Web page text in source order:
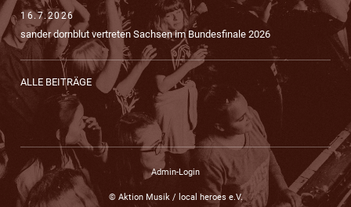
16.7.2026
sander dornblut vertreten Sachsen im Bundesfinale 2026
ALLE BEITRÄGE
Admin-Login
© Aktion Musik / local heroes e.V.